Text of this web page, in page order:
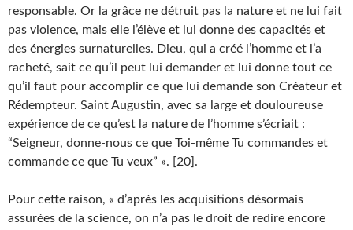
responsable. Or la grâce ne détruit pas la nature et ne lui fait
pas violence, mais elle l’élève et lui donne des capacités et
des énergies surnaturelles. Dieu, qui a créé l’homme et l’a
racheté, sait ce qu’il peut lui demander et lui donne tout ce
qu’il faut pour accomplir ce que lui demande son Créateur et
Rédempteur. Saint Augustin, avec sa large et douloureuse
expérience de ce qu’est la nature de l’homme s’écriait :
“Seigneur, donne-nous ce que Toi-même Tu commandes et
commande ce que Tu veux” ». [20].
Pour cette raison, « d’après les acquisitions désormais
assurées de la science, on n’a pas le droit de redire encore